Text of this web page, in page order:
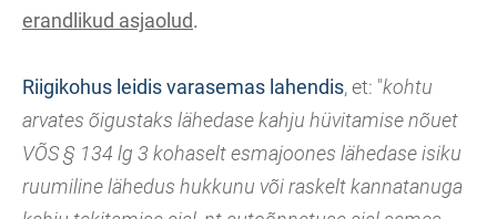
erandlikud asjaolud.
Riigikohus leidis varasemas lahendis, et: "kohtu
arvates õigustaks lähedase kahju hüvitamise nõuet
VÕS § 134 lg 3 kohaselt esmajoones lähedase isiku
ruumiline lähedus hukkunu või raskelt kannatanuga